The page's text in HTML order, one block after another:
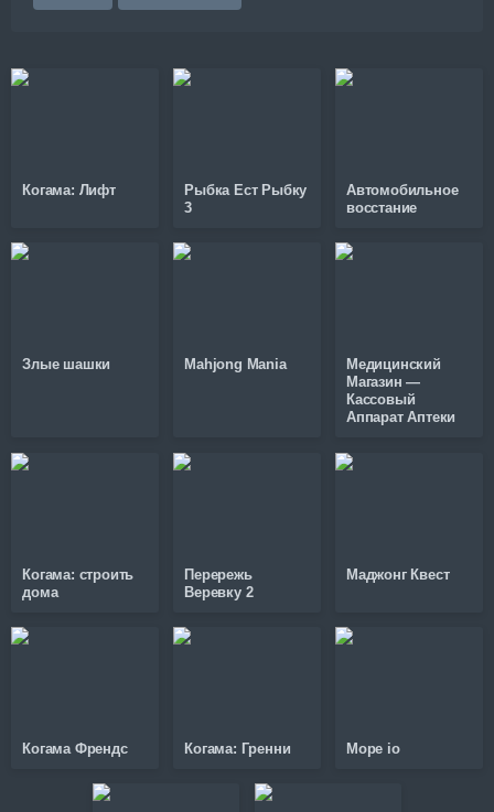
Когама: Лифт
Рыбка Ест Рыбку
3
Автомобильное
восстание
Злые шашки Mahjong Mania
Медицинский
Магазин —
Кассовый
Аппарат Аптеки
Когама: строить
дома
Перережь
Веревку 2
Маджонг Квест
Когама Френдс Когама: Гренни Mope io